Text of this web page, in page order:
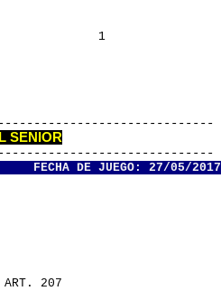
1
SENIOR
FECHA DE JUEGO: 27/05/2017
207